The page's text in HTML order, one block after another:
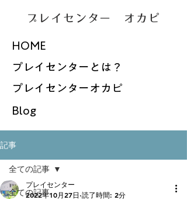
プレイセンター オカピ
HOME
プレイセンターとは？
プレイセンターオカピ
Blog
記事
全ての記事
全ての記事
プレイセンター
2022年10月27日 読了時間: 2分